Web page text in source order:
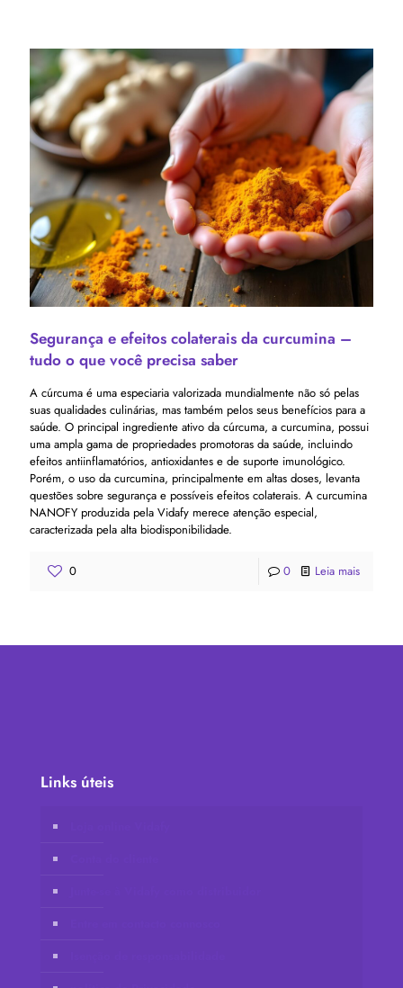
Segurança e efeitos colaterais da curcumina –
tudo o que você precisa saber
A cúrcuma é uma especiaria valorizada mundialmente não só pelas
suas qualidades culinárias, mas também pelos seus benefícios para a
saúde. O principal ingrediente ativo da cúrcuma, a curcumina, possui
uma ampla gama de propriedades promotoras da saúde, incluindo
efeitos antiinflamatórios, antioxidantes e de suporte imunológico.
Porém, o uso da curcumina, principalmente em altas doses, levanta
questões sobre segurança e possíveis efeitos colaterais. A curcumina
NANOFY produzida pela Vidafy merece atenção especial,
caracterizada pela alta biodisponibilidade.
0 0 Leia mais
Links úteis